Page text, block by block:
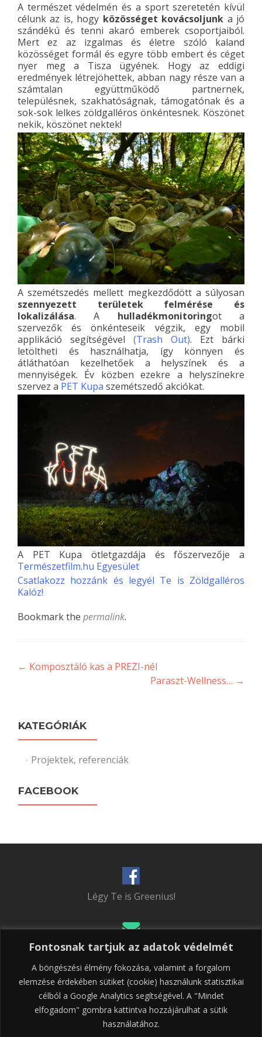
Fontosnak tartjuk az adatok védelmét
A böngészési élmény fokozása, valamint a forgalom
elemzése érdekében sütiket (cookie) használunk statisztikai
célból a Google Analytics segítségével. A "Mindet
elfogadom" gombra kattintva hozzájárulhat a sütik
használatához.
A természet védelmén és a sport szeretetén kívül
célunk az is, hogy közösséget kovácsoljunk a jó
szándékú és tenni akaró emberek csoportjaiból.
Mert ez az izgalmas és életre szóló kaland
közösséget formál és egyre több embert és céget
nyer meg a Tisza ügyének. Hogy az eddigi
eredmények létrejöhettek, abban nagy része van a
számtalan együttműködő partnernek,
településnek, szakhatóságnak, támogatónak és a
sok-sok lelkes zöldgalléros önkéntesnek. Köszönet
nekik, köszönet nektek!
A szemétszedés mellett megkezdődött a súlyosan
szennyezett területek felmérése és
lokalizálása. A hulladékmonitoringot a
szervezők és önkénteseik végzik, egy mobil
applikáció segítségével (Trash Out). Ezt bárki
letöltheti és használhatja, így könnyen és
átláthatóan kezelhetőek a helyszínek és a
mennyiségek. Év közben ezekre a helyszínekre
szervez a PET Kupa szemétszedő akciókat.
A PET Kupa ötletgazdája és főszervezője a
Természetfilm.hu Egyesület
Csatlakozz hozzánk és legyél Te is Zöldgalléros
Kalóz!
Bookmark the permalink.
Post
← Komposztáló kas a PREZI-nél
Paraszt-Wellness… →
KATEGÓRIÁK
Projektek, referenciák
FACEBOOK
Légy Te is Greenius!
Írj nekünk!
06 30 537 5430